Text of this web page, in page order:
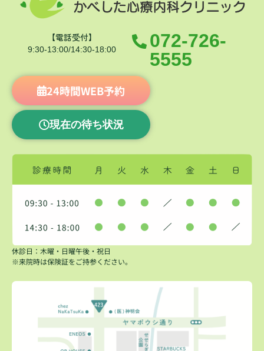
【電話受付】
9:30-13:00/14:30-18:00
072-726-
5555
24時間WEB予約
現在の待ち状況
休診日：木曜・日曜午後・祝日
※来院時は保険証をご持参ください。